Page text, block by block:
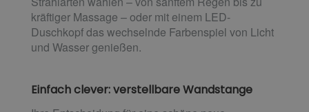
kräftiger Massage – oder mit einem LED-
Duschkopf das wechselnde Farbenspiel von Licht
und Wasser genießen.
Einfach clever: verstellbare Wandstange